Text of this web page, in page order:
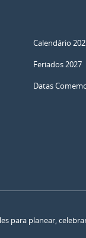
Calendário
Feriados 2027
Datas
para planear,